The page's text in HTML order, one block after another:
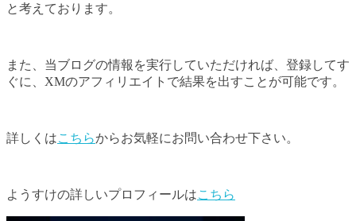
と考えております。
また、当ブログの情報を実行していただければ、登録してす
ぐに、XMのアフィリエイトで結果を出すことが可能です。
詳しくはこちらからお気軽にお問い合わせ下さい。
ようすけの詳しいプロフィールはこちら